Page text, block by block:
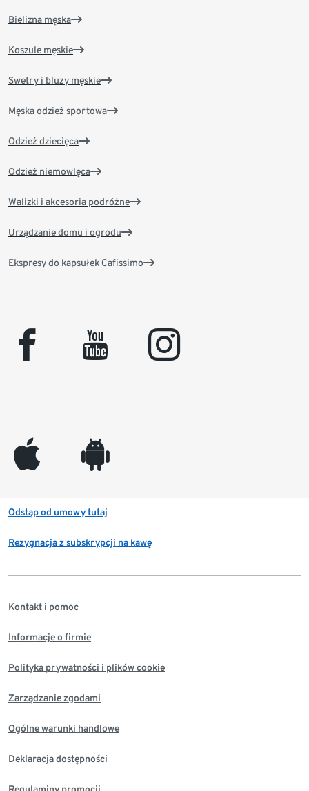
Bielizna męska
Koszule męskie
Swetry i bluzy męskie
Męska odzież sportowa
Odzież dziecięca
Odzież niemowlęca
Walizki i akcesoria podróżne
Urządzanie domu i ogrodu
Ekspresy do kapsułek Cafissimo
facebook youtube instagram
appleinc android
Odstąp od umowy tutaj
Rezygnacja z subskrypcji na kawę
Kontakt i pomoc
Informacje o firmie
Polityka prywatności i plików cookie
Zarządzanie zgodami
Ogólne warunki handlowe
Deklaracja dostępności